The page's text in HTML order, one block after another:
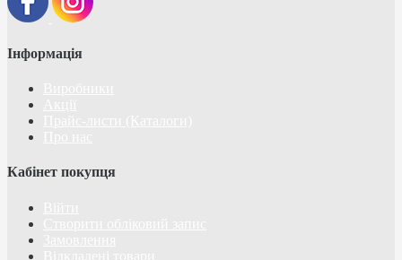
Інформація
Кабінет покупця